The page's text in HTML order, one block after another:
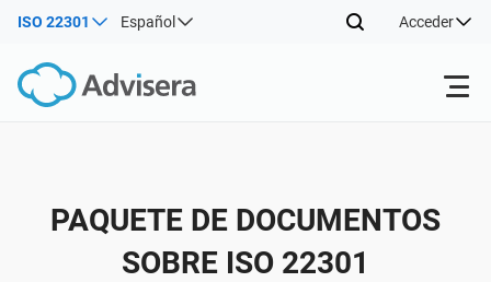
ISO 22301 Español Acceder
ISO 27001
Recursos gratuitos
PAQUETE DE DOCUMENTOS
SOBRE ISO 22301